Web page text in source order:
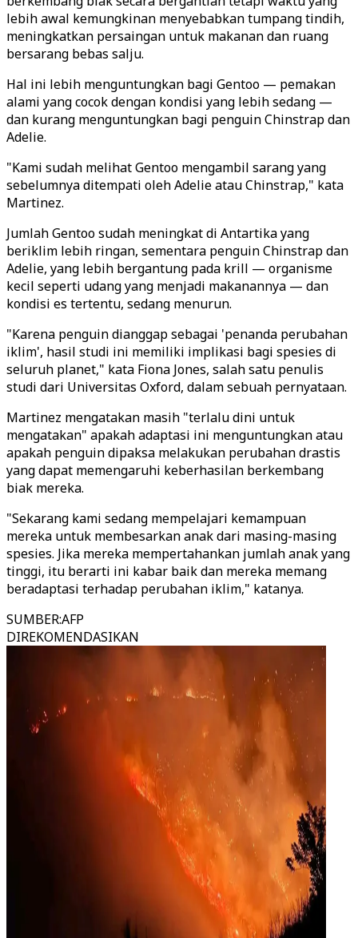
lebih awal kemungkinan menyebabkan tumpang tindih,
meningkatkan persaingan untuk makanan dan ruang
bersarang bebas salju.
Hal ini lebih menguntungkan bagi Gentoo — pemakan
alami yang cocok dengan kondisi yang lebih sedang —
dan kurang menguntungkan bagi penguin Chinstrap dan
Adelie.
"Kami sudah melihat Gentoo mengambil sarang yang
sebelumnya ditempati oleh Adelie atau Chinstrap," kata
Martinez.
Jumlah Gentoo sudah meningkat di Antartika yang
beriklim lebih ringan, sementara penguin Chinstrap dan
Adelie, yang lebih bergantung pada krill — organisme
kecil seperti udang yang menjadi makanannya — dan
kondisi es tertentu, sedang menurun.
"Karena penguin dianggap sebagai 'penanda perubahan
iklim', hasil studi ini memiliki implikasi bagi spesies di
seluruh planet," kata Fiona Jones, salah satu penulis
studi dari Universitas Oxford, dalam sebuah pernyataan.
Martinez mengatakan masih "terlalu dini untuk
mengatakan" apakah adaptasi ini menguntungkan atau
apakah penguin dipaksa melakukan perubahan drastis
yang dapat memengaruhi keberhasilan berkembang
biak mereka.
"Sekarang kami sedang mempelajari kemampuan
mereka untuk membesarkan anak dari masing-masing
spesies. Jika mereka mempertahankan jumlah anak yang
tinggi, itu berarti ini kabar baik dan mereka memang
beradaptasi terhadap perubahan iklim," katanya.
SUMBER:AFP
DIREKOMENDASIKAN